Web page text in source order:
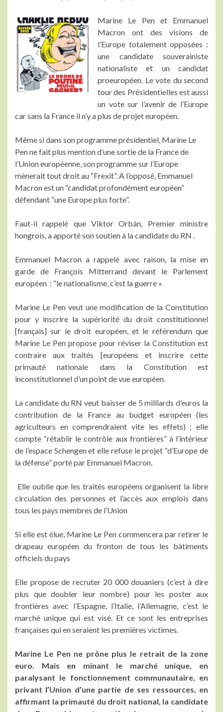
Marine Le Pen et Emmanuel
Macron ont des visions de
l’Europe totalement opposées :
une candidate souverainiste
nationaliste et un candidat
proeuropéen. Le vote du second
tour des Présidentielles est aussi
un vote sur l’avenir de l’Europe
car sans la France il n’y a plus de projet européen.
Même si dans son programme présidentiel, Marine Le
Pen ne fait plus mention d’une sortie de la France de
l’Union européenne, son programme sur l’Europe
mènerait tout droit au “Frexit”. A l’opposé, Emmanuel
Macron est un “candidat profondément européen”
défendant “une Europe plus forte”.
Faut-il rappelé que Viktor Orbán, Premier ministre
hongrois, a apporté son soutien à la candidate du RN .
Emmanuel Macron a rappelé avec raison, la mise en
garde de François Mitterrand devant le Parlement
européen : “le nationalisme, c’est la guerre »
Marine Le Pen veut une modification de la Constitution
pour y inscrire la supériorité du droit constitutionnel
[français] sur le droit européen, et le référendum que
Marine Le Pen propose pour réviser la Constitution est
contraire aux traités [européens et inscrire cette
primauté nationale dans la Constitution est
inconstitutionnel d’un point de vue européen.
La candidate du RN veut baisser de 5 milliards d’euros la
contribution de la France au budget européen (les
agriculteurs en comprendraient vite les effets) ; elle
compte “rétablir le contrôle aux frontières” à l’intérieur
de l’espace Schengen et elle refuse le projet “d’Europe de
la défense” porté par Emmanuel Macron.
Elle oublie que les traités européens organisent la libre
circulation des personnes et l’accès aux emplois dans
tous les pays membres de l’Union
Si elle est élue, Marine Le Pen commencera par retirer le
drapeau européen du fronton de tous les bâtiments
officiels du pays
Elle propose de recruter 20 000 douaniers (c’est à dire
plus que doubler leur nombre) pour les poster aux
frontières avec l’Espagne, l’Italie, l’Allemagne, c’est le
marché unique qui est visé. Et ce sont les entreprises
françaises qui en seraient les premières victimes.
Marine Le Pen ne prône plus le retrait de la zone
euro. Mais en minant le marché unique, en
paralysant le fonctionnement communautaire, en
privant l’Union d’une partie de ses ressources, en
affirmant la primauté du droit national, la candidate